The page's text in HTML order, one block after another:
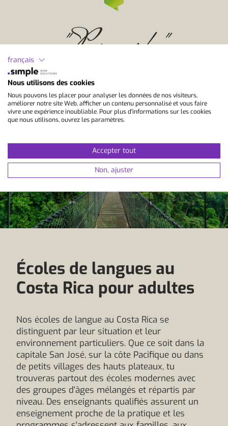
"Pura vida"
Devise de vie costaricienne - Une vie pure
Écoles de langues au
Costa Rica pour adultes
Nos écoles de langue au Costa Rica se
distinguent par leur situation et leur
environnement particuliers. Que ce soit dans la
capitale San José, sur la côte Pacifique ou dans
de petits villages des hauts plateaux, tu
trouveras partout des écoles modernes avec
des groupes d'âges mélangés et répartis par
niveau. Des enseignants qualifiés assurent un
enseignement proche de la pratique et les
français
Nous utilisons des cookies
Nous pouvons les placer pour analyser les données de nos visiteurs,
améliorer notre site Web, afficher un contenu personnalisé et vous faire
vivre une expérience inoubliable. Pour plus d'informations sur les cookies
que nous utilisons, ouvrez les paramètres.
Accepter tout
Non, ajuster